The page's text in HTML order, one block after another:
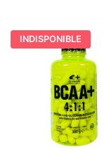
INDISPONIBLE